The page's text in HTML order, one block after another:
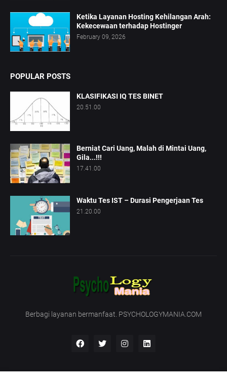
Ketika Layanan Hosting Kehilangan Arah:
Kekecewaan terhadap Hostinger
February 09, 2026
POPULAR POSTS
KLASIFIKASI IQ TES BINET
20.51.00
Berniat Cari Uang, Malah di Mintai Uang,
Gila...!!!
17.41.00
Waktu Tes IST – Durasi Pengerjaan Tes
21.20.00
Berbagi layanan bermanfaat. PSYCHOLOGYMANIA.COM